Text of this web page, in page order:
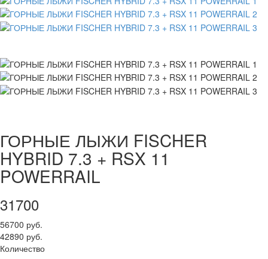
ГОРНЫЕ ЛЫЖИ FISCHER
HYBRID 7.3 + RSX 11
POWERRAIL
31700
56700 руб.
42890 руб.
Количество